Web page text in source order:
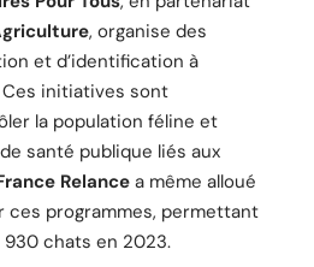
, organise des
et d’identification à
initiatives sont
la population féline et
santé publique liés aux
Relance a même alloué
programmes, permettant
930 chats en 2023.